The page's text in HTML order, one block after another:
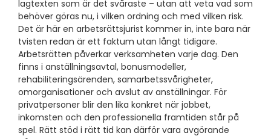
lagtexten som är det svåraste – utan att veta vad som
behöver göras nu, i vilken ordning och med vilken risk.
Det är här en arbetsrättsjurist kommer in, inte bara när
tvisten redan är ett faktum utan långt tidigare.
Arbetsrätten påverkar verksamheten varje dag. Den
finns i anställningsavtal, bonusmodeller,
rehabiliteringsärenden, samarbetssvårigheter,
omorganisationer och avslut av anställningar. För
privatpersoner blir den lika konkret när jobbet,
inkomsten och den professionella framtiden står på
spel. Rätt stöd i rätt tid kan därför vara avgörande